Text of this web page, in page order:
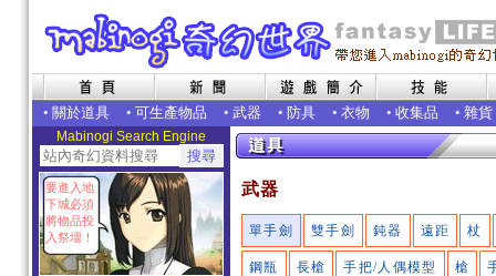
• 關於道具 • 可生產物品 • 武器 • 防具 • 衣物 • 收集品 • 雜貨
Mabinogi Search Engine
要進入地
下城必須
將物品投
入祭壇！
武器
單手劍 雙手劍 鈍器 遠距 杖
鋼瓶 長槍 手把/人偶模型 槍